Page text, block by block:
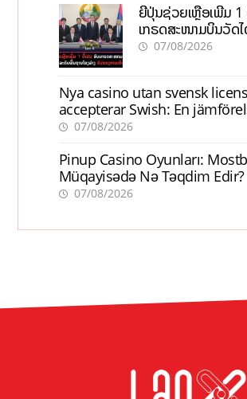
ຍີ່ປຸ່ນຊ່ວຍເຫຼືອເພີ່ມ 1
ເກຣດສະໜາມບິນວັດໄ
ການເຕີບໂຕ
07/08/2026
Nya casino utan svensk
accepterar Swish: En
07/08/2026
Pinup Casino Oyunları:
Müqayisədə Nə Təqdim Edir?
07/08/2026